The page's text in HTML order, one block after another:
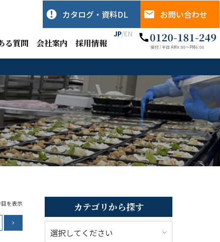
る質問 会社案内 採用情報
JP/EN 0120-181-249
受付 / 平日 AM9:00〜PM6:00
カタログ・資料DL お問い合わせ
を表示 カテゴリから探す